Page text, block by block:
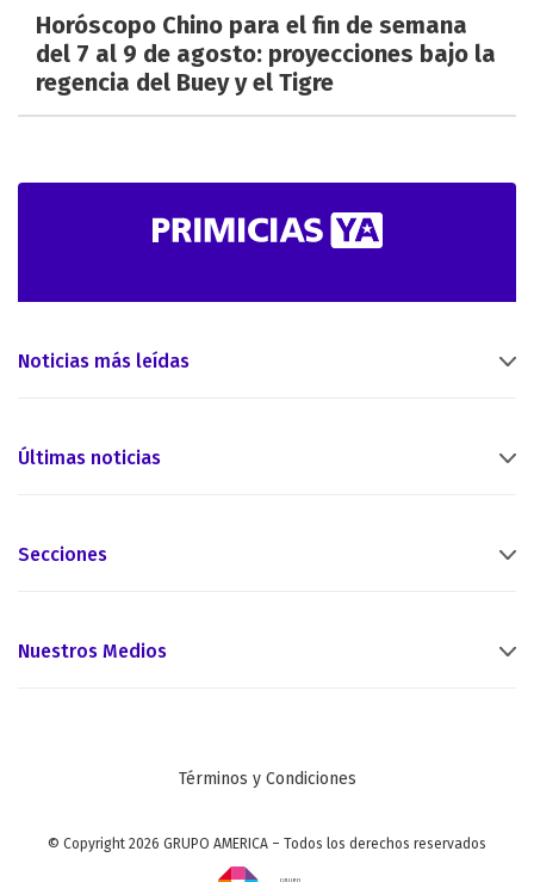
Horóscopo Chino para el fin de semana
del 7 al 9 de agosto: proyecciones bajo la
regencia del Buey y el Tigre
Noticias más leídas
Últimas noticias
Secciones
Nuestros Medios
Términos y Condiciones
© Copyright 2026 GRUPO AMERICA – Todos los derechos reservados